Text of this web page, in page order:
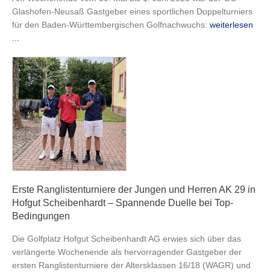
Glashofen-Neusaß Gastgeber eines sportlichen Doppelturniers
für den Baden-Württembergischen Golfnachwuchs: weiterlesen
Erste Ranglistenturniere der Jungen und Herren AK 29 in
Hofgut Scheibenhardt – Spannende Duelle bei Top-
Bedingungen
Die Golfplatz Hofgut Scheibenhardt AG erwies sich über das
verlängerte Wochenende als hervorragender Gastgeber der
ersten Ranglistenturniere der Altersklassen 16/18 (WAGR) und